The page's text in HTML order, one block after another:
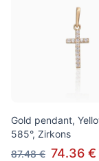
Gold pendant,
585°, Zirkons
87.48 € 74.36 €